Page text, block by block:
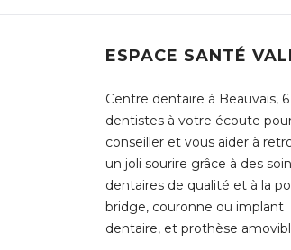
ESPACE SANTÉ
Centre dentaire à Beauvais, 6
dentistes à votre écoute
conseiller et vous aider à
un joli sourire grâce à des
dentaires de qualité et à la
bridge, couronne ou implant
dentaire, et prothèse